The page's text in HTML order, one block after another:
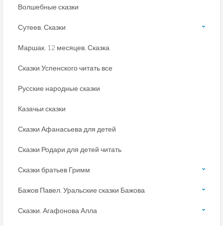
Волшебные сказки
Сутеев. Сказки
Маршак. 12 месяцев. Сказка
Сказки Успенского читать все
Русские народные сказки
Казачьи сказки
Сказки Афанасьева для детей
Сказки Родари для детей читать
Сказки братьев Гримм
Бажов Павел. Уральские сказки Бажова
Сказки. Агафонова Алла